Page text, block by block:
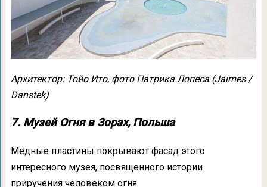
Архитектор: Тойо Ито, фото Патрика Лопеса (Jaimes /
Danstek)
7. Музей Огня в Зорах, Польша
Медные пластины покрывают фасад этого
интересного музея, посвященного истории
приручения человеком огня.